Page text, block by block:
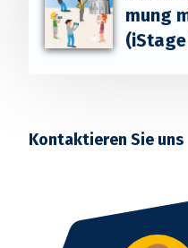
mung
Kontaktieren Sie uns